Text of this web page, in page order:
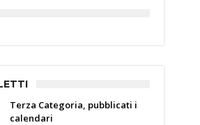
Terza Categoria, pubblicati i
calendari